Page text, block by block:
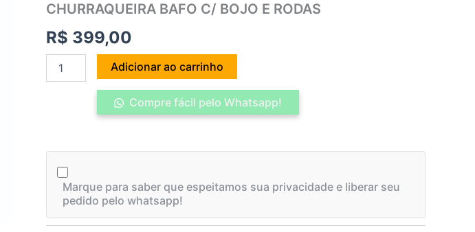
CHURRAQUEIRA BAFO C/ BOJO E RODAS
R$ 399,00
E
RODAS
quantidade
Adicionar ao carrinho
Compre fácil pelo Whatsapp!
Marque para saber que espeitamos sua privacidade e liberar seu
pedido pelo whatsapp!